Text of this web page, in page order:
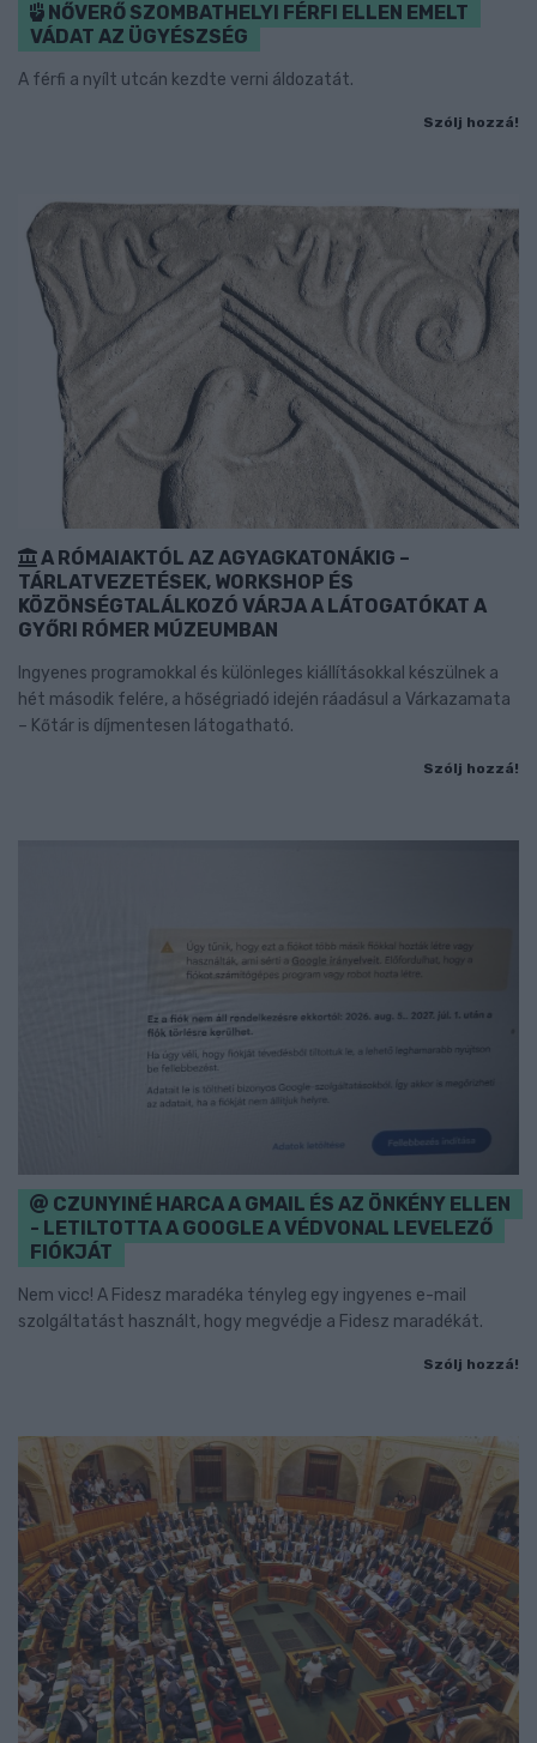
NŐVERŐ SZOMBATHELYI FÉRFI ELLEN EMELT
VÁDAT AZ ÜGYÉSZSÉG
A férfi a nyílt utcán kezdte verni áldozatát.
Szólj hozzá!
A RÓMAIAKTÓL AZ AGYAGKATONÁKIG –
TÁRLATVEZETÉSEK, WORKSHOP ÉS
KÖZÖNSÉGTALÁLKOZÓ VÁRJA A LÁTOGATÓKAT A
GYŐRI RÓMER MÚZEUMBAN
Ingyenes programokkal és különleges kiállításokkal készülnek a
hét második felére, a hőségriadó idején ráadásul a Várkazamata
– Kőtár is díjmentesen látogatható.
Szólj hozzá!
CZUNYINÉ HARCA A GMAIL ÉS AZ ÖNKÉNY ELLEN
- LETILTOTTA A GOOGLE A VÉDVONAL LEVELEZŐ
FIÓKJÁT
Nem vicc! A Fidesz maradéka tényleg egy ingyenes e-mail
szolgáltatást használt, hogy megvédje a Fidesz maradékát.
Szólj hozzá!